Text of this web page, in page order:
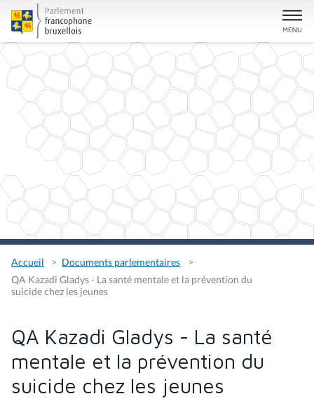
Accueil
Documents parlementaires
QA Kazadi Gladys - La santé mentale et la prévention du
suicide chez les jeunes
QA Kazadi Gladys - La santé
mentale et la prévention du
suicide chez les jeunes